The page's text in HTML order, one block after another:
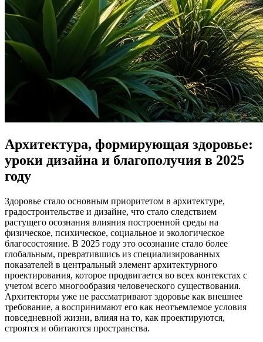
Архитектура, формирующая здоровье:
уроки дизайна и благополучия в 2025
году
Здоровье стало основным приоритетом в архитектуре,
градостроительстве и дизайне, что стало следствием
растущего осознания влияния построенной среды на
физическое, психическое, социальное и экологическое
благосостояние. В 2025 году это осознание стало более
глобальным, превратившись из специализированных
показателей в центральный элемент архитектурного
проектирования, которое продвигается во всех контекстах с
учетом всего многообразия человеческого существования.
Архитекторы уже не рассматривают здоровье как внешнее
требование, а воспринимают его как неотъемлемое условия
повседневной жизни, влияя на то, как проектируются,
строятся и обитаются пространства.